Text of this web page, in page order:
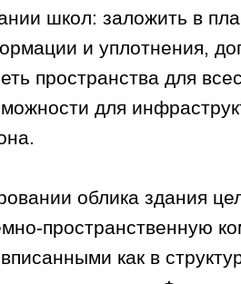
школ: заложить в
и уплотнения,
пространства для
для
облика здания
пространственную
как в